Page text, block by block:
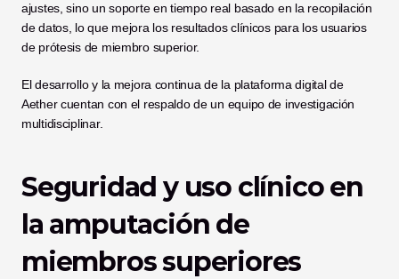
ajustes, sino un soporte en tiempo real basado en la recopilación
de datos, lo que mejora los resultados clínicos para los usuarios
de prótesis de miembro superior.
El desarrollo y la mejora continua de la plataforma digital de
Aether cuentan con el respaldo de un equipo de investigación
multidisciplinar.
Seguridad y uso clínico en
la amputación de
miembros superiores